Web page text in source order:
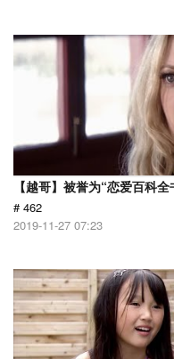
【越哥】被誉为“恋爱百科
# 462
2019-11-27 07:23